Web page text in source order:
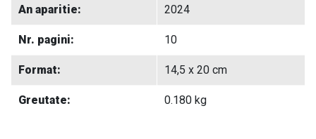
An aparitie: 2024
Nr. pagini: 10
Format: 14,5 x 20 cm
Greutate: 0.180 kg